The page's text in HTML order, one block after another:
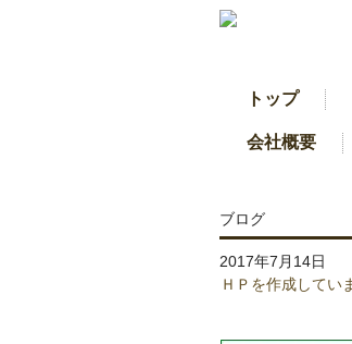
トップ
会社概要
ブログ
2017年7月14日
ＨＰを作成してい